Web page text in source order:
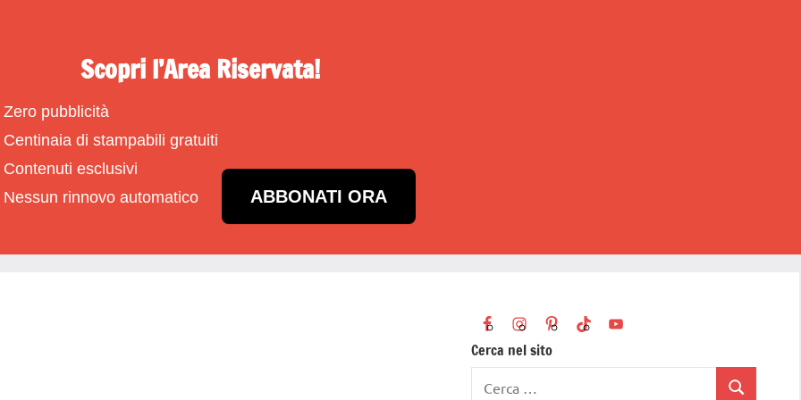
Scopri l’Area Riservata!
Zero pubblicità
Centinaia di stampabili gratuiti
Contenuti esclusivi
Nessun rinnovo automatico
ABBONATI ORA
Cerca nel sito